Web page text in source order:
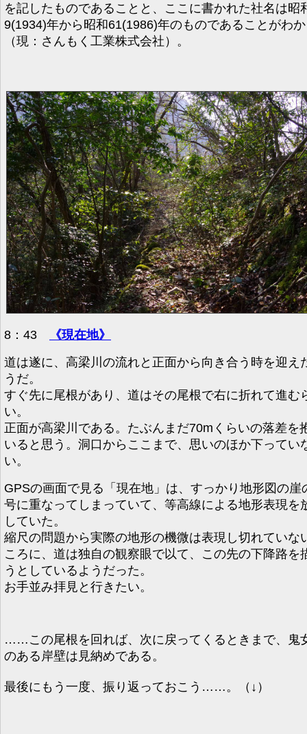
を記したものであることと、ここに書かれた社名は昭
9(1934)年から昭和61(1986)年のものであることがわ
（現：さんもく工業株式会社）。
8：43
《現在地》
道は遂に、高梁川の流れと正面から向き合う時を迎え
うだ。
すぐ先に尾根があり、道はその尾根で右に折れて進む
い。
正面が高梁川である。たぶんまだ70mくらいの落差を
いると思う。洞口からここまで、思いのほか下ってい
い。
GPSの画面で見る「現在地」は、すっかり地形図の崖
号に重なってしまっていて、等高線による地形表現を
していた。
縮尺の問題から実際の地形の機微は表現し切れていな
ころに、道は独自の観察眼で以て、この先の下降路を
うとしているようだった。
お手並み拝見と行きたい。
……この尾根を回れば、次に戻ってくるときまで、鬼
のある岸壁は見納めである。
最後にもう一度、振り返っておこう……。（↓）